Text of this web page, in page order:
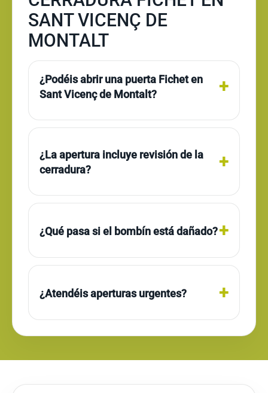
SANT VICENÇ DE
MONTALT
¿Podéis abrir una puerta Fichet en
Sant Vicenç de Montalt?
¿La apertura incluye revisión de la
cerradura?
¿Qué pasa si el bombín está dañado?
¿Atendéis aperturas urgentes?